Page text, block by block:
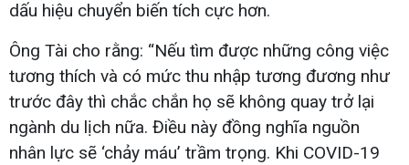
dấu hiệu chuyển biến tích cực hơn.
Ông Tài cho rằng: “Nếu tìm được những công việc
tương thích và có mức thu nhập tương đương như
trước đây thì chắc chắn họ sẽ không quay trở lại
ngành du lịch nữa. Điều này đồng nghĩa nguồn
nhân lực sẽ ‘chảy máu’ trầm trọng. Khi COVID-19